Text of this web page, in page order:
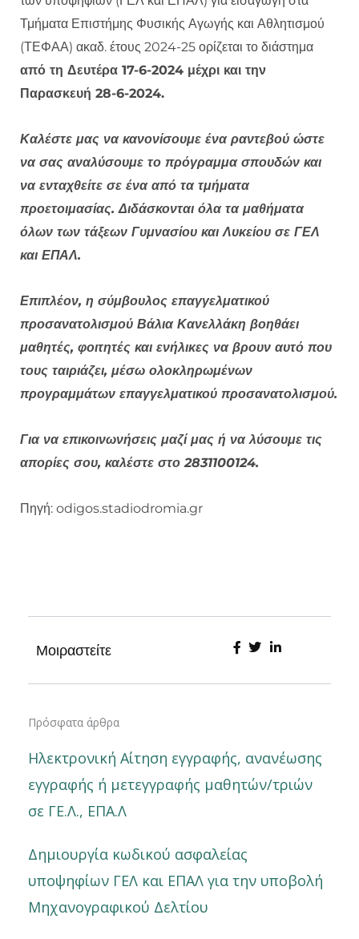
Τμήματα Επιστήμης Φυσικής Αγωγής και Αθλητισμού
(ΤΕΦΑΑ) ακαδ. έτους 2024-25 ορίζεται το διάστημα
από τη Δευτέρα 17-6-2024 μέχρι και την
Παρασκευή 28-6-2024.
Καλέστε μας να κανονίσουμε ένα ραντεβού ώστε
να σας αναλύσουμε το πρόγραμμα σπουδών και
να ενταχθείτε σε ένα από τα τμήματα
προετοιμασίας. Διδάσκονται όλα τα μαθήματα
όλων των τάξεων Γυμνασίου και Λυκείου σε ΓΕΛ
και ΕΠΑΛ.
Επιπλέον, η σύμβουλος επαγγελματικού
προσανατολισμού Βάλια Κανελλάκη βοηθάει
μαθητές, φοιτητές και ενήλικες να βρουν αυτό που
τους ταιριάζει, μέσω ολοκληρωμένων
προγραμμάτων επαγγελματικού προσανατολισμού.
Για να επικοινωνήσεις μαζί μας ή να λύσουμε τις
απορίες σου, καλέστε στο 2831100124.
Πηγή: odigos.stadiodromia.gr
Μοιραστείτε
Πρόσφατα άρθρα
Ηλεκτρονική Αίτηση εγγραφής, ανανέωσης
εγγραφής ή μετεγγραφής μαθητών/τριών
σε ΓΕ.Λ., ΕΠΑ.Λ
Δημιουργία κωδικού ασφαλείας
υποψηφίων ΓΕΛ και ΕΠΑΛ για την υποβολή
Μηχανογραφικού Δελτίου